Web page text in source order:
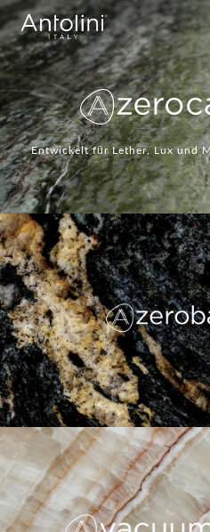
Entwickelt für Lether, Lux und